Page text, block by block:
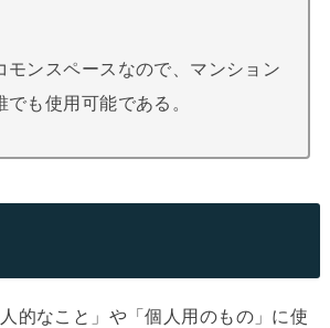
モンスペースなので、マンション
も使用可能である。
的なこと」や「個人用のもの」に使